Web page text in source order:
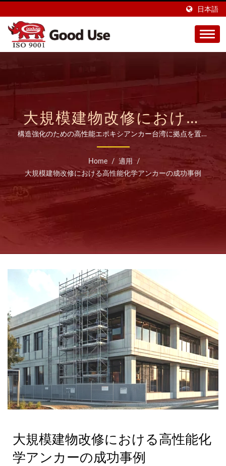
日本語
大規模建物改修における
高性能化学アンカーの成
功した適用 | 台湾製の注
入接着モルタルメーカー
として20年 | GOOD USE
構造強化のための高性能エポキシアンカー台湾に拠点を置く
当社の工場は、高品質の化学アンカー（注入モルタル）の製
造において28年以上の専門知識を持ち、世界45カ国以上に
輸出しています。
Home / 適用
/
大規模建物改修における高性能化学アンカーの成功事例
大規模建物改修における高性能化
学アンカーの成功事例